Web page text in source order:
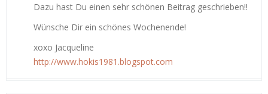
Dazu hast Du einen sehr schönen Beitrag geschrieben!!
Wünsche Dir ein schönes Wochenende!
xoxo Jacqueline
http://www.hokis1981.blogspot.com